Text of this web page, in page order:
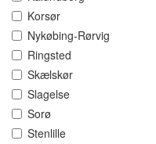
Korsør
Nykøbing-Rørvig
Ringsted
Skælskør
Slagelse
Sorø
Stenlille